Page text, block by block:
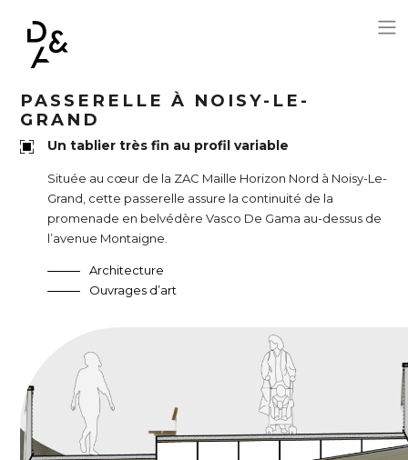
PASSERELLE À NOISY-LE-
GRAND
Un tablier très fin au profil variable
Située au cœur de la ZAC Maille Horizon Nord à Noisy-Le-
Grand, cette passerelle assure la continuité de la
promenade en belvédère Vasco De Gama au-dessus de
l’avenue Montaigne.
Architecture
Ouvrages d’art